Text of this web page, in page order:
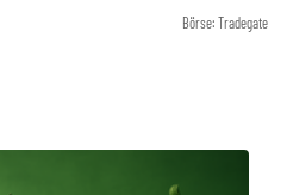
Börse: Tradegate